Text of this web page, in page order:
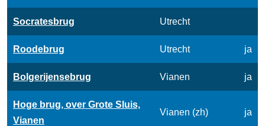
Socratesbrug Utrecht
Roodebrug Utrecht ja
Bolgerijensebrug Vianen ja
Hoge brug, over Grote Sluis,
Vianen
Vianen (zh) ja